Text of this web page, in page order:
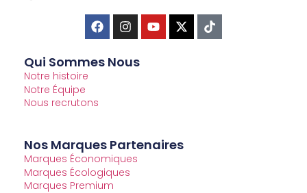
Qui Sommes Nous
Notre histoire
Notre Équipe
Nous recrutons
Nos Marques Partenaires
Marques Économiques
Marques Écologiques
Marques Premium